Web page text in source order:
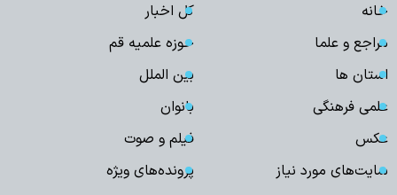
خانه
کل اخبار
مراجع و علما
حوزه علمیه قم
استان ها
بین الملل
علمی فرهنگی
بانوان
عکس
فیلم و صوت
سایت‌های مورد نیاز
پرونده‌های ویژه